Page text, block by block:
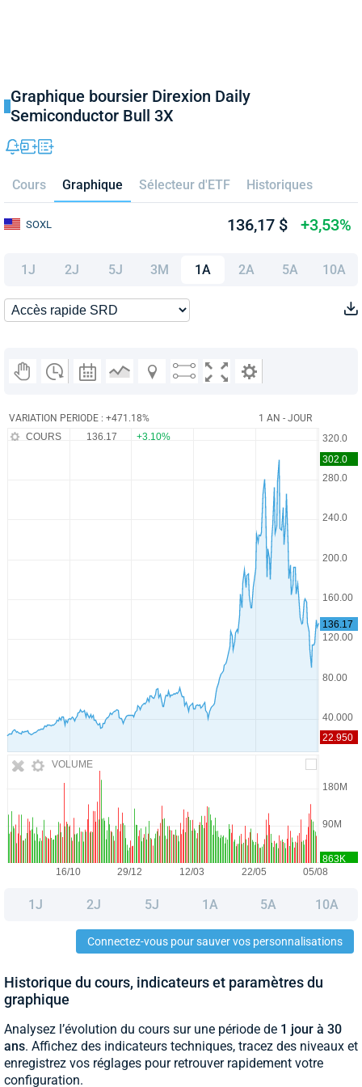
Graphique boursier Direxion Daily
Semiconductor Bull 3X
Cours Graphique Sélecteur d'ETF Historiques
SOXL 136,17 $ +3,53%
1J 2J 5J 3M 1A 2A 5A 10A
VARIATION PERIODE : +471.18% 1 AN - JOUR
VOLUME
COURS 136.17 +3.10%
1J 2J 5J 1A 5A 10A
Connectez-vous pour sauver vos personnalisations
Historique du cours, indicateurs et paramètres du
graphique
Analysez l’évolution du cours sur une période de 1 jour à 30
ans. Affichez des indicateurs techniques, tracez des niveaux et
enregistrez vos réglages pour retrouver rapidement votre
configuration.